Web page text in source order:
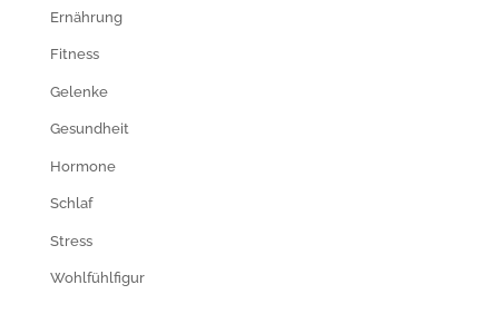
Ernährung
Fitness
Gelenke
Gesundheit
Hormone
Schlaf
Stress
Wohlfühlfigur